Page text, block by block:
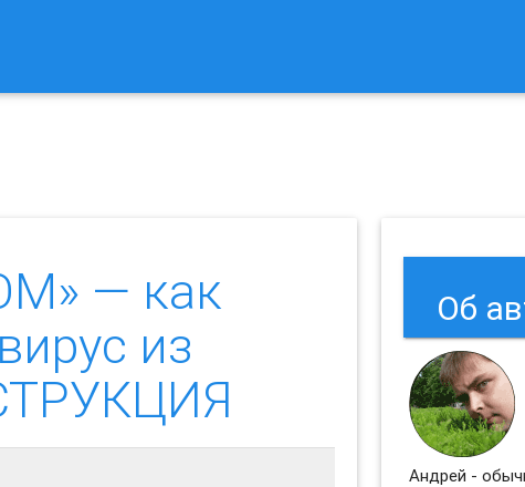
— как
из
Об
Андрей -